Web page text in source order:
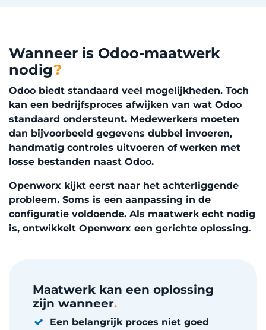
Wanneer is Odoo-maatwerk
nodig?
Odoo biedt standaard veel mogelijkheden. Toch
kan een bedrijfsproces afwijken van wat Odoo
standaard ondersteunt. Medewerkers moeten
dan bijvoorbeeld gegevens dubbel invoeren,
handmatig controles uitvoeren of werken met
losse bestanden naast Odoo.
Openworx kijkt eerst naar het achterliggende
probleem. Soms is een aanpassing in de
configuratie voldoende. Als maatwerk echt nodig
is, ontwikkelt Openworx een gerichte oplossing.
Maatwerk kan een oplossing
zijn wanneer.
Een belangrijk proces niet goed